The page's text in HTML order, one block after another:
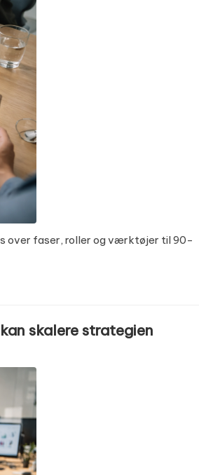
over faser, roller og værktøjer til 90-
skalere strategien